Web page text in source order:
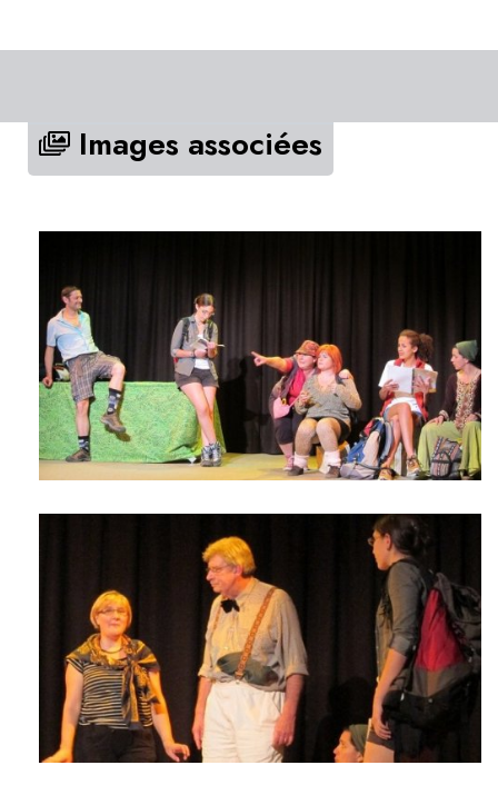
Images associées